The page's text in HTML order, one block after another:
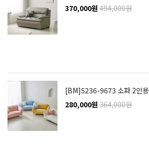
370,000원 494,000원
[BM]5236-9673 소파 2인용
280,000원 364,000원